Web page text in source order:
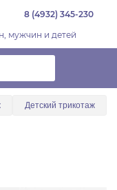
8 (4932) 345-230
мужчин и детей
Детский трикотаж